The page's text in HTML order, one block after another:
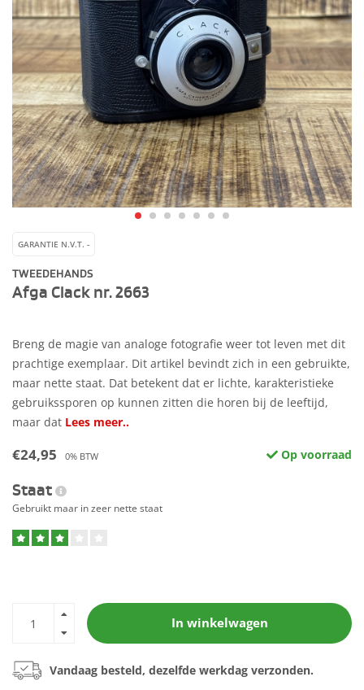
GARANTIE N.V.T. -
TWEEDEHANDS
Afga Clack nr. 2663
Breng de magie van analoge fotografie weer tot leven met dit
prachtige exemplaar. Dit artikel bevindt zich in een gebruikte,
maar nette staat. Dat betekent dat er lichte, karakteristieke
gebruikssporen op kunnen zitten die horen bij de leeftijd,
maar dat Lees meer..
€24,95 0% BTW Op voorraad
Staat
Gebruikt maar in zeer nette staat
In winkelwagen
Vandaag besteld, dezelfde werkdag verzonden.